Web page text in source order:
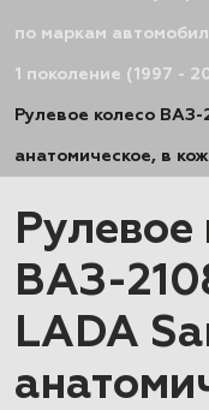
по маркам
1 поколение (1997 -
Рулевое колесо
анатомическое, в
Рулевое
ВАЗ-
LADA